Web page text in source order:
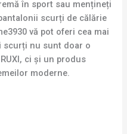
în sport sau mențineți
scurți de călărie
vă pot oferi cea mai
scurți nu sunt doar o
ci și un produs
moderne.